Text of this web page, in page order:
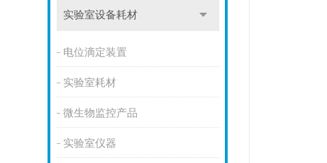
实验室设备耗材
电位滴定装置
实验室耗材
微生物监控产品
实验室仪器